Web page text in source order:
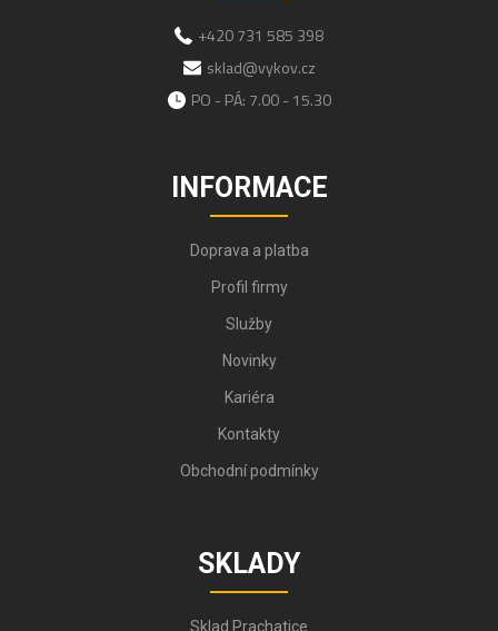
+420 731 585 398
sklad@vykov.cz
PO - PÁ: 7.00 - 15.30
INFORMACE
Doprava a platba
Profil firmy
Služby
Novinky
Kariéra
Kontakty
Obchodní podmínky
SKLADY
Sklad Prachatice